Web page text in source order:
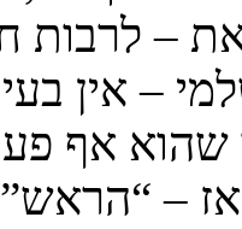
– לרבות
– אין
שהוא אף
–